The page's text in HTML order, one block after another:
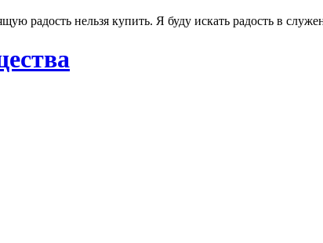
радость нельзя купить. Я буду искать радость в